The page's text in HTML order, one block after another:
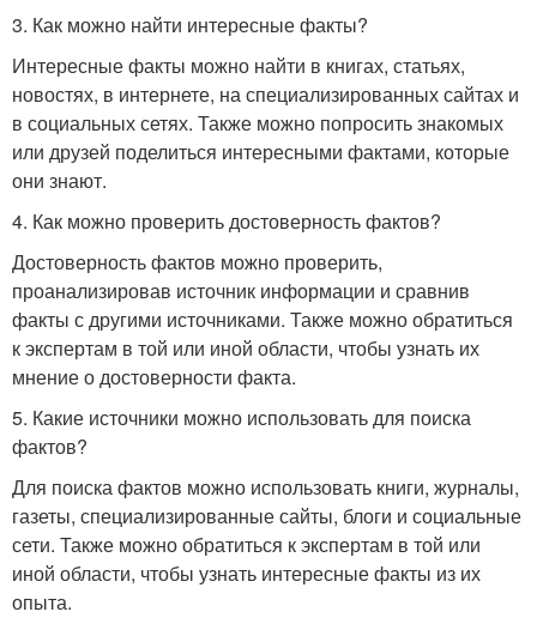
3. Как можно найти интересные факты?
Интересные факты можно найти в книгах, статьях,
новостях, в интернете, на специализированных сайтах и
в социальных сетях. Также можно попросить знакомых
или друзей поделиться интересными фактами, которые
они знают.
4. Как можно проверить достоверность фактов?
Достоверность фактов можно проверить,
проанализировав источник информации и сравнив
факты с другими источниками. Также можно обратиться
к экспертам в той или иной области, чтобы узнать их
мнение о достоверности факта.
5. Какие источники можно использовать для поиска
фактов?
Для поиска фактов можно использовать книги, журналы,
газеты, специализированные сайты, блоги и социальные
сети. Также можно обратиться к экспертам в той или
иной области, чтобы узнать интересные факты из их
опыта.